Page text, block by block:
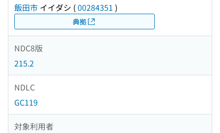
飯田市 イイダシ (00284351 )
典拠
NDC8版
215.2
NDLC
GC119
対象利用者